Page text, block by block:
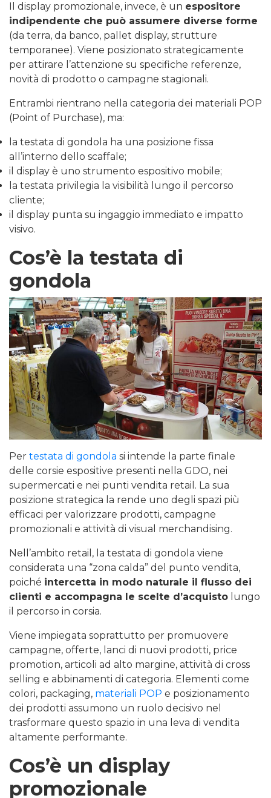
Il display promozionale, invece, è un espositore
indipendente che può assumere diverse forme
(da terra, da banco, pallet display, strutture
temporanee). Viene posizionato strategicamente
per attirare l’attenzione su specifiche referenze,
novità di prodotto o campagne stagionali.
Entrambi rientrano nella categoria dei materiali POP
(Point of Purchase), ma:
la testata di gondola ha una posizione fissa
all’interno dello scaffale;
il display è uno strumento espositivo mobile;
la testata privilegia la visibilità lungo il percorso
cliente;
il display punta su ingaggio immediato e impatto
visivo.
Cos’è la testata di
gondola
Per testata di gondola si intende la parte finale
delle corsie espositive presenti nella GDO, nei
supermercati e nei punti vendita retail. La sua
posizione strategica la rende uno degli spazi più
efficaci per valorizzare prodotti, campagne
promozionali e attività di visual merchandising.
Nell’ambito retail, la testata di gondola viene
considerata una “zona calda” del punto vendita,
poiché intercetta in modo naturale il flusso dei
clienti e accompagna le scelte d’acquisto lungo
il percorso in corsia.
Viene impiegata soprattutto per promuovere
campagne, offerte, lanci di nuovi prodotti, price
promotion, articoli ad alto margine, attività di cross
selling e abbinamenti di categoria. Elementi come
colori, packaging, materiali POP e posizionamento
dei prodotti assumono un ruolo decisivo nel
trasformare questo spazio in una leva di vendita
altamente performante.
Cos’è un display
promozionale